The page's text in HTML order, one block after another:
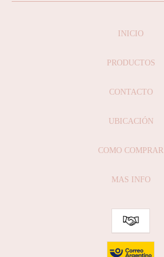
INICIO
PRODUCTOS
CONTACTO
UBICACIÓN
COMO COMPRAR
MAS INFO